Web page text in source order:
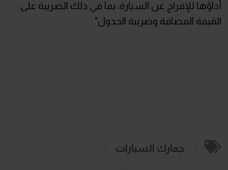
أداؤها للإفراج عن السيارة، بما في ذلك الضريبة على
القيمة المضافة وضريبة الجدول".
جمارك السيارات